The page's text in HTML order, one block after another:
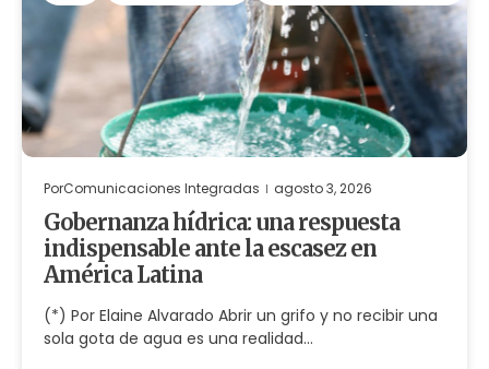
PorComunicaciones Integradas agosto 3, 2026
Gobernanza hídrica: una respuesta
indispensable ante la escasez en
América Latina
(*) Por Elaine Alvarado Abrir un grifo y no recibir una
sola gota de agua es una realidad…